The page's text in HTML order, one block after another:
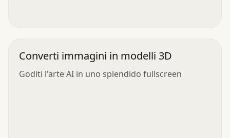
Converti immagini in modelli 3D
Goditi l'arte AI in uno splendido fullscreen